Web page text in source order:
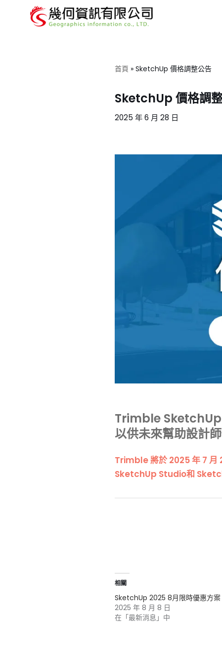
首頁 » SketchUp 價格調整公告
SketchUp 價格調
2025 年 6 月 28 日
Trimble SketchUp
以供未來幫助設計
Trimble 將於 2025 年 7 月
SketchUp Studio和
相關
SketchUp 2025 8月限時優惠方案
2025 年 8 月 8 日
在「最新消息」中